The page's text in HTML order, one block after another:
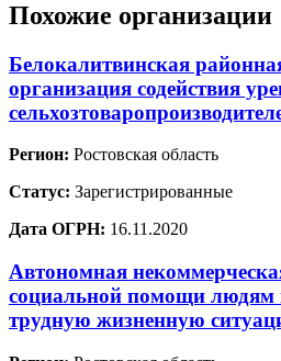
Похожие организации
Белокалитвинская
организация содействия
Регион: Ростовская область
Статус: Зарегистрированные
Дата ОГРН: 16.11.2020
Автономная
социальной помощи
трудную жизненную